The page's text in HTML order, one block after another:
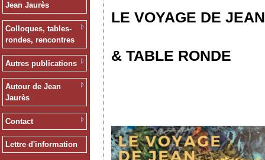
Jean Jaurès
Colloques, tables-
rondes, rencontres
Autres publications
Autour de Jean
Jaurès
Contact
Lettre d'information
LE VOYAGE DE
& TABLE RONDE